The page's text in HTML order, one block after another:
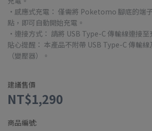
·感應式充電： 僅需將 Poketomo 腳底的端
點，即可自動開始充電。
·連接方式： 請將 USB Type-C 傳輸線連接至
貼心提醒： 本產品不附帶 USB Type-C 傳輸線
（變壓器）。
建議售價
NT$1,290
商品編號: